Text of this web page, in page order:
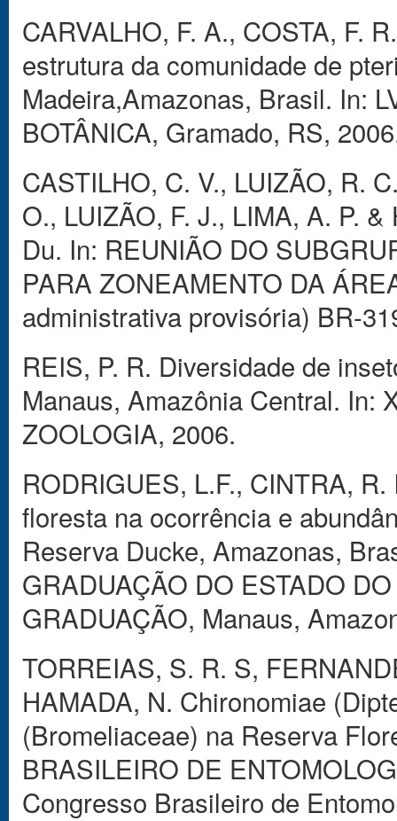
CARVALHO, F. A., COSTA, F.
estrutura da comunidade de
Madeira,Amazonas, Brasil. In:
BOTÂNICA, Gramado, RS,
CASTILHO, C. V., LUIZÃO, R.
O., LUIZÃO, F. J., LIMA, A. P.
Du. In: REUNIÃO DO
PARA ZONEAMENTO DA
administrativa provisória) BR-
REIS, P. R. Diversidade de
Manaus, Amazônia Central. In:
ZOOLOGIA, 2006.
RODRIGUES, L.F., CINTRA,
floresta na ocorrência e
Reserva Ducke, Amazonas,
GRADUAÇÃO DO ESTADO
GRADUAÇÃO, Manaus,
TORREIAS, S. R. S,
HAMADA, N. Chironomiae
(Bromeliaceae) na Reserva
BRASILEIRO DE
Congresso Brasileiro de